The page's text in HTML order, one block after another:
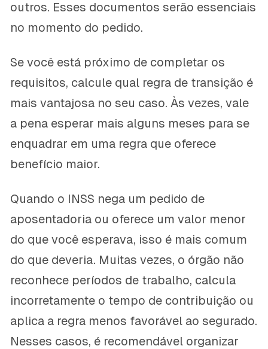
outros. Esses documentos serão essenciais
no momento do pedido.
Se você está próximo de completar os
requisitos, calcule qual regra de transição é
mais vantajosa no seu caso. Às vezes, vale
a pena esperar mais alguns meses para se
enquadrar em uma regra que oferece
benefício maior.
Quando o INSS nega um pedido de
aposentadoria ou oferece um valor menor
do que você esperava, isso é mais comum
do que deveria. Muitas vezes, o órgão não
reconhece períodos de trabalho, calcula
incorretamente o tempo de contribuição ou
aplica a regra menos favorável ao segurado.
Nesses casos, é recomendável organizar